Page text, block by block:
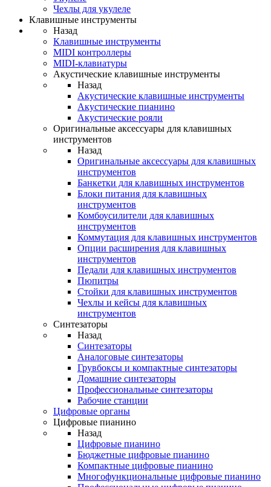
Чехлы для укулеле
Клавишные инструменты
Назад
Клавишные инструменты
MIDI контроллеры
MIDI-клавиатуры
Акустические клавишные инструменты
Назад
Акустические клавишные инструменты
Акустические пианино
Акустические рояли
Оригинальные аксессуары для клавишных
инструментов
Назад
Оригинальные аксессуары для клавишных
инструментов
Банкетки для клавишных инструментов
Блоки питания для клавишных
инструментов
Комбоусилители для клавишных
инструментов
Коммутация для клавишных инструментов
Опции расширения для клавишных
инструментов
Педали для клавишных инструментов
Пюпитры
Стойки для клавишных инструментов
Чехлы и кейсы для клавишных
инструментов
Синтезаторы
Назад
Синтезаторы
Аналоговые синтезаторы
Грувбоксы и компактные синтезаторы
Домашние синтезаторы
Профессиональные синтезаторы
Рабочие станции
Цифровые органы
Цифровые пианино
Назад
Цифровые пианино
Бюджетные цифровые пианино
Компактные цифровые пианино
Многофункциональные цифровые пианино